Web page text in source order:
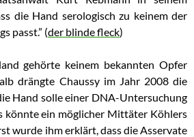
die Hand serologisch zu keinem der
passt.” (der blinde fleck)
gehörte keinem bekannten Opfer
drängte Chaussy im Jahr 2008 die
Hand solle einer DNA-Untersuchung
könnte ein möglicher Mittäter Köhlers
wurde ihm erklärt, dass die Asservate